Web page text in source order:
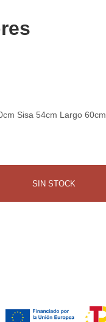
Sisa 54cm Largo 60cm
SIN STOCK